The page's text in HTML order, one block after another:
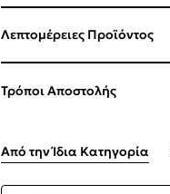
Λεπτομέρειες Προϊόντος
Τρόποι Αποστολής
Από την Ίδια Κατηγορία